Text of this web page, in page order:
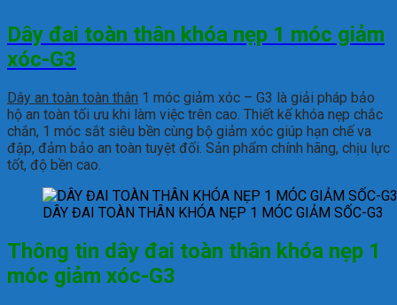
Dây đai toàn thân khóa nẹp 1 móc giảm
xóc-G3
Dây an toàn toàn thân 1 móc giảm xóc – G3 là giải pháp bảo
hộ an toàn tối ưu khi làm việc trên cao. Thiết kế khóa nẹp chắc
chắn, 1 móc sắt siêu bền cùng bộ giảm xóc giúp hạn chế va
đập, đảm bảo an toàn tuyệt đối. Sản phẩm chính hãng, chịu lực
tốt, độ bền cao.
DÂY ĐAI TOÀN THÂN KHÓA NẸP 1 MÓC GIẢM SỐC-G3
Thông tin dây đai toàn thân khóa nẹp 1
móc giảm xóc-G3